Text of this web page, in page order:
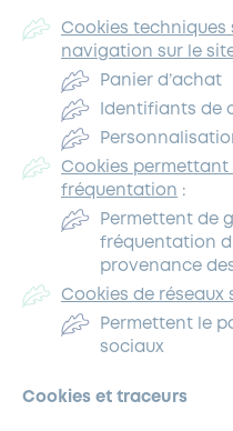
Cookies techniques
navigation sur le
Panier d’achat
Identifiants de
Cookies permettant
fréquentation :
Permettent de
fréquentation
provenance
Cookies de réseaux
Permettent le
sociaux
Cookies et traceurs